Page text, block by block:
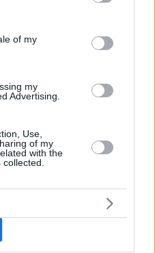
and its third-party tags to
purposes in below Google
of my
my
Advertising.
Use,
of my
with the
προβλέψεις της
φήμη